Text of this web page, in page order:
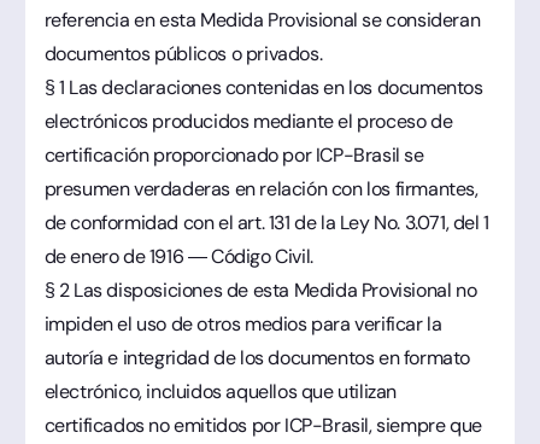
referencia en esta Medida Provisional se consideran
documentos públicos o privados.
§ 1 Las declaraciones contenidas en los documentos
electrónicos producidos mediante el proceso de
certificación proporcionado por ICP-Brasil se
presumen verdaderas en relación con los firmantes,
de conformidad con el art. 131 de la Ley No. 3.071, del 1
de enero de 1916 — Código Civil.
§ 2 Las disposiciones de esta Medida Provisional no
impiden el uso de otros medios para verificar la
autoría e integridad de los documentos en formato
electrónico, incluidos aquellos que utilizan
certificados no emitidos por ICP-Brasil, siempre que